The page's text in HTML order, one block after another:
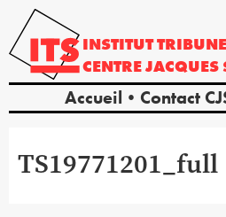
INSTITUTTRIBUNE
CENTREJACQUES
Accueil Contact
TS19771201_full